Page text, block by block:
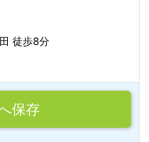
徒歩8分
保存